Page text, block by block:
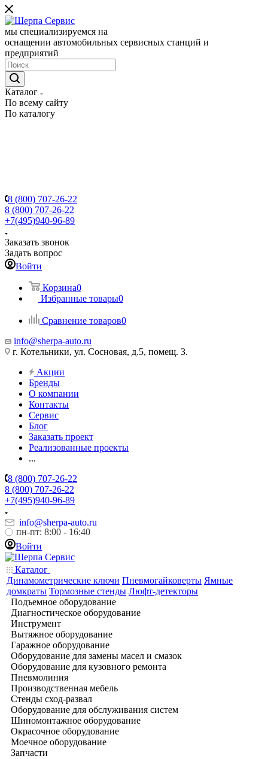
мы специализируемся на
оснащении автомобильных сервисных станций и
предприятий
Каталог
По всему сайту
По каталогу
8 (800) 707-26-22
8 (800) 707-26-22
+7(495)940-96-89
Заказать звонок
Задать вопрос
Войти
Корзина0
Избранные товары0
Сравнение товаров0
info@sherpa-auto.ru
г. Котельники, ул. Сосновая, д.5, помещ. 3.
Акции
Бренды
О компании
Контакты
Сервис
Блог
Заказать проект
Реализованные проекты
...
8 (800) 707-26-22
8 (800) 707-26-22
+7(495)940-96-89
info@sherpa-auto.ru
пн-пт: 8:00 - 16:40
Войти
Каталог
Динамометрические ключи Пневмогайковерты Ямные
домкраты Тормозные стенды Люфт-детекторы
Подъемное оборудование
Диагностическое оборудование
Инструмент
Вытяжное оборудование
Гаражное оборудование
Оборудование для замены масел и смазок
Оборудование для кузовного ремонта
Пневмолиния
Производственная мебель
Стенды сход-развал
Оборудование для обслуживания систем
Шиномонтажное оборудование
Окрасочное оборудование
Моечное оборудование
Запчасти